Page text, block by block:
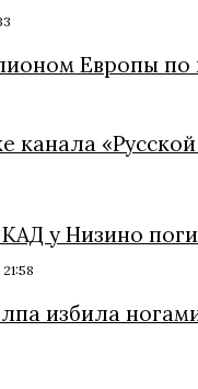
Европы
канала
у Низино
избила